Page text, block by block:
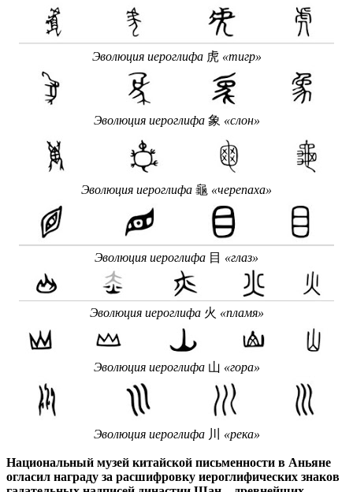
Эволюция иероглифа虎 «тигр»
Эволюция иероглифа象 «слон»
Эволюция иероглифа 龜 «черепаха»
Эволюция иероглифа 目 «глаз»
Эволюция иероглифа火 «пламя»
Эволюция иероглифа山 «гора»
Эволюция иероглифа川 «река»
Национальный музей китайской письменности в Аньяне
огласил награду за расшифровку иероглифических знаков